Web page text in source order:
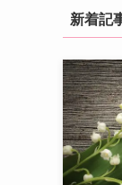
新着記